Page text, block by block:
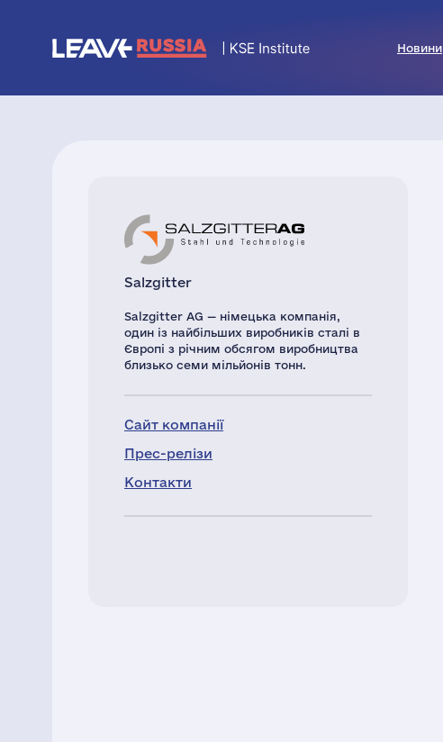
Новини
Salzgitter
Salzgitter AG — німецька компанія,
один із найбільших виробників сталі в
Європі з річним обсягом виробництва
близько семи мільйонів тонн.
Сайт компанії
Прес-релізи
Контакти